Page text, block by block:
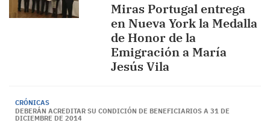
Miras Portugal entrega
en Nueva York la Medalla
de Honor de la
Emigración a María
Jesús Vila
CRÓNICAS
DEBERÁN ACREDITAR SU CONDICIÓN DE BENEFICIARIOS A 31 DE
DICIEMBRE DE 2014